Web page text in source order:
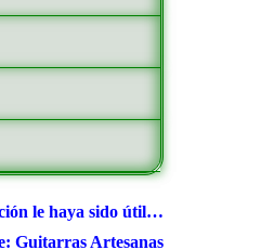
le haya sido útil…
Guitarras Artesanas